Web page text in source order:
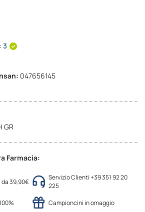
3
047656145
GR
Farmacia:
39,90€
Servizio Clienti +39 351 92 20
225
Campioncini in omaggio